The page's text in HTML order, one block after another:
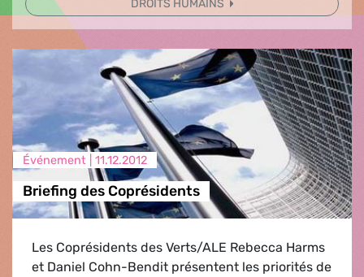
DROITS HUMAINS
Événement | 11.12.2012
Briefing des Coprésidents
Les Coprésidents des Verts/ALE Rebecca Harms
et Daniel Cohn-Bendit présentent les priorités de